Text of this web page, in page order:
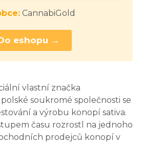
CannabiGold
eshopu →
vlastní značka
soukromé společnosti se
a výrobu konopí sativa.
času rozrostl na jednoho
prodejců konopí v